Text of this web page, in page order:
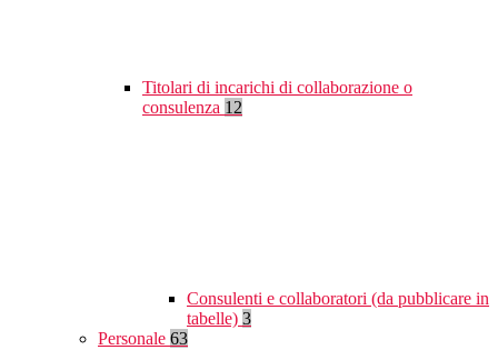
Titolari di incarichi di collaborazione o
consulenza 12
Consulenti e collaboratori (da pubblicare in
tabelle) 3
Personale 63